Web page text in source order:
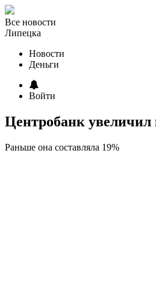
Все новости
Липецка
Новости
Деньги
Войти
Центробанк увеличил
Раньше она составляла 19%